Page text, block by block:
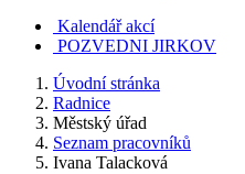
Kalendář akcí
POZVEDNI JIRKOV
Úvodní stránka
Radnice
Městský úřad
Seznam pracovníků
Ivana Talacková